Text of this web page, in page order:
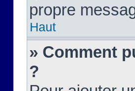
propre
Haut
» Comment
?